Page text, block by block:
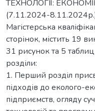
ТЕХНОЛОГІЇ:
(7.11.2024-
Магістерська
сторінок, містить 19
31 рисунок та 5
розділи:
1. Перший розділ
підходів до еколого-
підприємств, огляду